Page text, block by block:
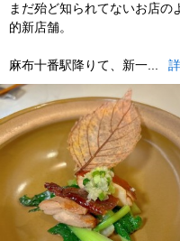
まだ殆ど知られてないお店
的新店舗。
麻布十番駅降りて、新一...